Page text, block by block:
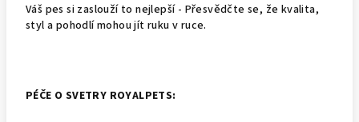
Váš pes si zaslouží to nejlepší - Přesvědčte se, že kvalita,
styl a pohodlí mohou jít ruku v ruce.
PÉČE O SVETRY ROYALPETS: